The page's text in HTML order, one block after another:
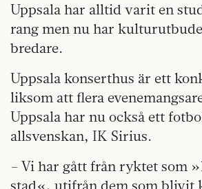
Uppsala har alltid varit en
rang men nu har
bredare.
Uppsala konserthus är ett
liksom att flera
Uppsala har nu också ett
allsvenskan, IK Sirius.
– Vi har gått från ryktet som
stad«, utifrån dem som blivit